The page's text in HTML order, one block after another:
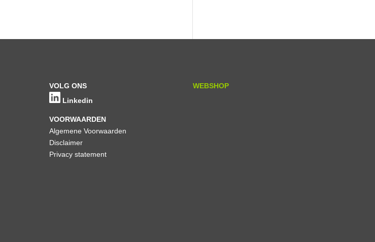
VOLG ONS
Linkedin
VOORWAARDEN
Algemene Voorwaarden
Disclaimer
Privacy statement
WEBSHOP